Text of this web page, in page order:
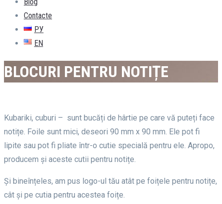
Contacte
РУ
EN
BLOCURI PENTRU NOTIȚE
Kubariki, cuburi – sunt bucăți de hârtie pe care vă puteți face
notițe. Foile sunt mici, deseori 90 mm x 90 mm. Ele pot fi
lipite sau pot fi pliate într-o cutie specială pentru ele. Apropo,
producem și aceste cutii pentru notițe.
Și bineînțeles, am pus logo-ul tău atât pe foițele pentru notițe,
cât și pe cutia pentru acestea foițe.